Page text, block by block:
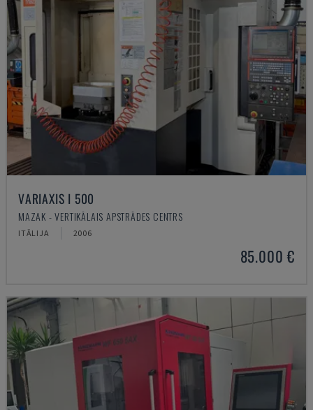
VARIAXIS I 500
MAZAK - VERTIKĀLAIS APSTRĀDES CENTRS
ITĀLIJA 2006
85.000 €